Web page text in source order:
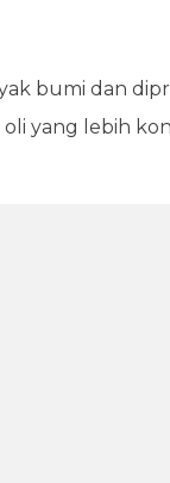
bumi dan
yang lebih